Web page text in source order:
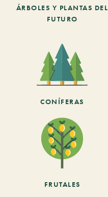
ÁRBOLES Y PLANTAS DEL
FUTURO
CONÍFERAS
FRUTALES